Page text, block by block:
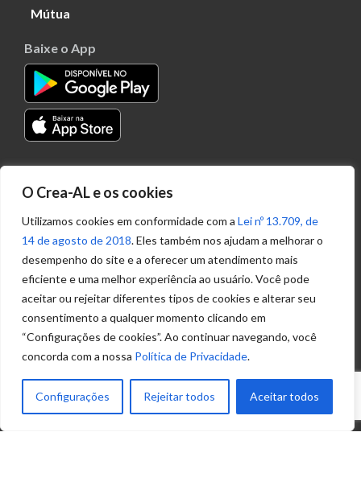
O Crea-AL e os cookies
Utilizamos cookies em conformidade com a Lei nº 13.709, de
14 de agosto de 2018. Eles também nos ajudam a melhorar o
desempenho do site e a oferecer um atendimento mais
eficiente e uma melhor experiência ao usuário. Você pode
aceitar ou rejeitar diferentes tipos de cookies e alterar seu
consentimento a qualquer momento clicando em
“Configurações de cookies”. Ao continuar navegando, você
concorda com a nossa Política de Privacidade.
Configurações Rejeitar todos Aceitar todos
Mútua
Baixe o App
Transparência
Portal
Acesso à
Informação
Política de
Privacidade de
Ouvidoria
(82) 2123 0864
ouvidoria@crea-al.org.br
Fale Conosco